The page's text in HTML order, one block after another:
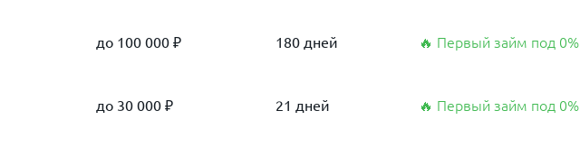
до 100 000 ₽ 180 дней 🔥 Первый займ под 0%
до 30 000 ₽ 21 дней 🔥 Первый займ под 0%